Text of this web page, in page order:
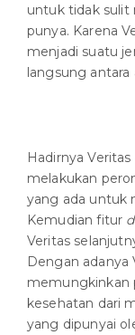
untuk tidak sulit
punya. Karena
menjadi suatu
langsung antara
Hadirnya Veritas
melakukan
yang ada untuk
Kemudian fitur
Veritas
Dengan adanya
memungkinkan
kesehatan dari
yang dipunyai